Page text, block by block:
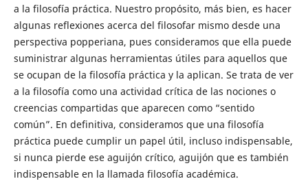
a la filosofía práctica. Nuestro propósito, más bien, es hacer
algunas reflexiones acerca del filosofar mismo desde una
perspectiva popperiana, pues consideramos que ella puede
suministrar algunas herramientas útiles para aquellos que
se ocupan de la filosofía práctica y la aplican. Se trata de ver
a la filosofía como una actividad crítica de las nociones o
creencias compartidas que aparecen como “sentido
común”. En definitiva, consideramos que una filosofía
práctica puede cumplir un papel útil, incluso indispensable,
si nunca pierde ese aguijón crítico, aguijón que es también
indispensable en la llamada filosofía académica.